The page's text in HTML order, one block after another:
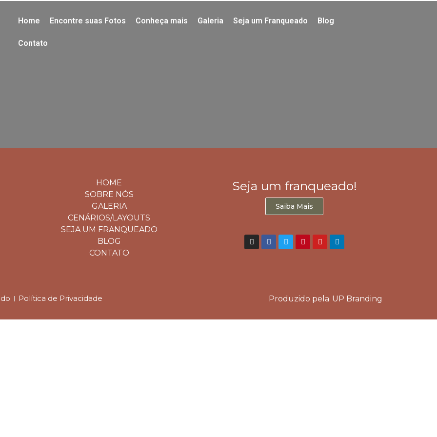
Home Encontre suas Fotos Conheça mais Galeria Seja um Franqueado Blog
Contato
HOME
SOBRE NÓS
GALERIA
CENÁRIOS/LAYOUTS
SEJA UM FRANQUEADO
BLOG
CONTATO
Seja um franqueado!
Saiba Mais
Política de Privacidade Produzido pela UP Branding